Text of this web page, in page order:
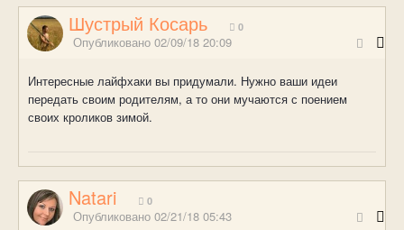
Шустрый Косарь 0
Опубликовано 02/09/18 20:09
Интересные лайфхаки вы придумали. Нужно ваши идеи
передать своим родителям, а то они мучаются с поением
своих кроликов зимой.
Natari 0
Опубликовано 02/21/18 05:43